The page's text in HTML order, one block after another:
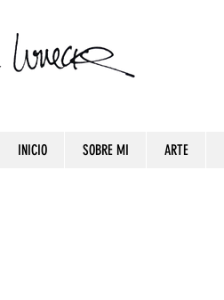
INICIO SOBRE MI ARTE